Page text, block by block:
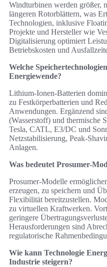
Windturbinen werden größer,
längeren Rotorblättern, was
Technologien, inklusive
Projekte und Hersteller wie
Digitalisierung optimiert
Betriebskosten und
Welche
Energiewende?
Lithium-Ionen-Batterien
zu Festkörperbatterien und
Anwendungen. Ergänzend
(Wasserstoff) und thermische
Tesla, CATL, E3/DC und
Netzstabilisierung, Peak-
Anlagen.
Was bedeutet Prosumer-
Prosumer-Modelle
erzeugen, zu speichern und
Flexibilität bereitzustellen.
zu virtuellen Kraftwerken.
geringere
Herausforderungen sind
regulatorische
Wie kann Technologie
Industrie steigern?